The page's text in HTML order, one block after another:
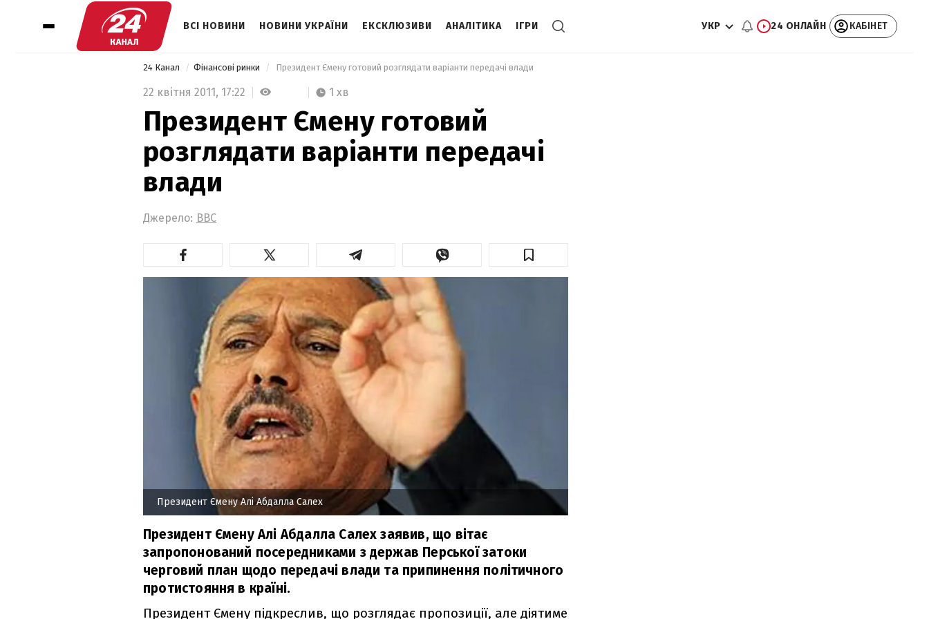
ВСІ НОВИНИ НОВИНИ УКРАЇНИ ЕКСКЛЮЗИВИ АНАЛІТИКА ІГРИ УКР 24 ОНЛАЙН КАБІНЕТ
24 Канал Фінансові ринки Президент Ємену готовий розглядати варіанти передачі влади
22 квітня 2011, 17:22 1 хв
Президент Ємену готовий
розглядати варіанти передачі
влади
Джерело: BBC
Президент Ємену Алі Абдалла Салех
Президент Ємену Алі Абдалла Салех заявив, що вітає
запропонований посередниками з держав Перської затоки
черговий план щодо передачі влади та припинення політичного
протистояння в країні.
Президент Ємену підкреслив, що розглядає пропозиції, але діятиме